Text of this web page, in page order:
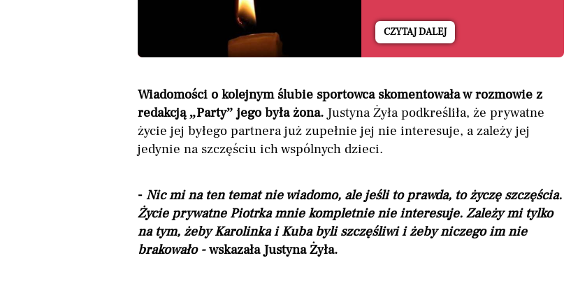
CZYTAJ DALEJ
Wiadomości o kolejnym ślubie sportowca skomentowała w rozmowie z
redakcją „Party” jego była żona. Justyna Żyła podkreśliła, że prywatne
życie jej byłego partnera już zupełnie jej nie interesuje, a zależy jej
jedynie na szczęściu ich wspólnych dzieci.
- Nic mi na ten temat nie wiadomo, ale jeśli to prawda, to życzę szczęścia.
Życie prywatne Piotrka mnie kompletnie nie interesuje. Zależy mi tylko
na tym, żeby Karolinka i Kuba byli szczęśliwi i żeby niczego im nie
brakowało -wskazała Justyna Żyła.